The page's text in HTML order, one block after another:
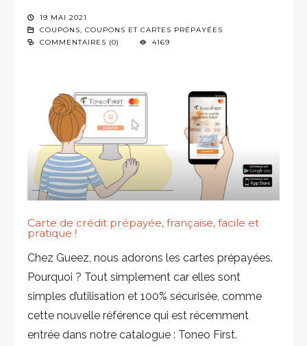
19 MAI 2021
COUPONS, COUPONS ET CARTES PRÉPAYÉES
COMMENTAIRES (0)
4169
Carte de crédit prépayée, française, facile et
pratique !
Chez Gueez, nous adorons les cartes prépayées.
Pourquoi ? Tout simplement car elles sont
simples d’utilisation et 100% sécurisée, comme
cette nouvelle référence qui est récemment
entrée dans notre catalogue : Toneo First.